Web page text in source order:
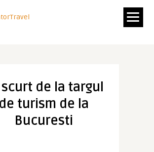
scurt de la targul
de turism de la
Bucuresti